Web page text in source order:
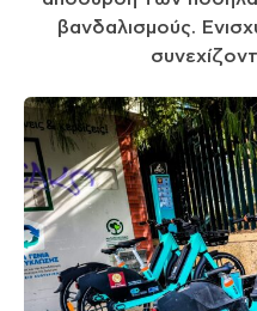
βανδαλισμούς.